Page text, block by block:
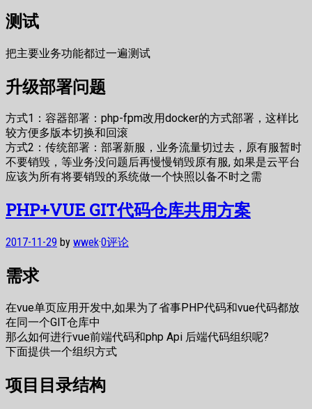
测试
把主要业务功能都过一遍测试
升级部署问题
方式1：容器部署：php-fpm改用docker的方式部署，这样比
较方便多版本切换和回滚
方式2：传统部署：部署新服，业务流量切过去，原有服暂时
不要销毁，等业务没问题后再慢慢销毁原有服, 如果是云平台
应该为所有将要销毁的系统做一个快照以备不时之需
PHP+VUE GIT代码仓库共用方案
2017-11-29 by wwek·0评论
需求
在vue单页应用开发中,如果为了省事PHP代码和vue代码都放
在同一个GIT仓库中
那么如何进行vue前端代码和php Api 后端代码组织呢?
下面提供一个组织方式
项目目录结构